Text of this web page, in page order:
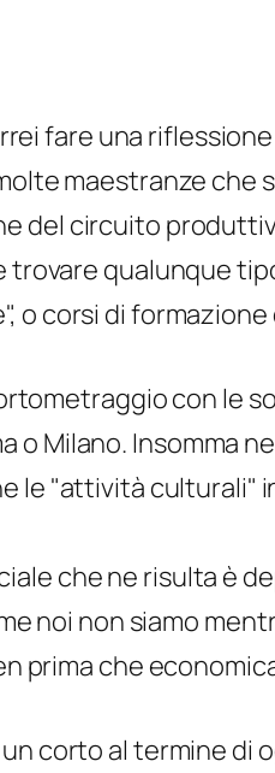
fare una
maestranze che
del circuito
qualunque
o corsi di
con le
Milano. Insomma
le "attività culturali"
che ne risulta è
noi non siamo
prima che
corto al termine